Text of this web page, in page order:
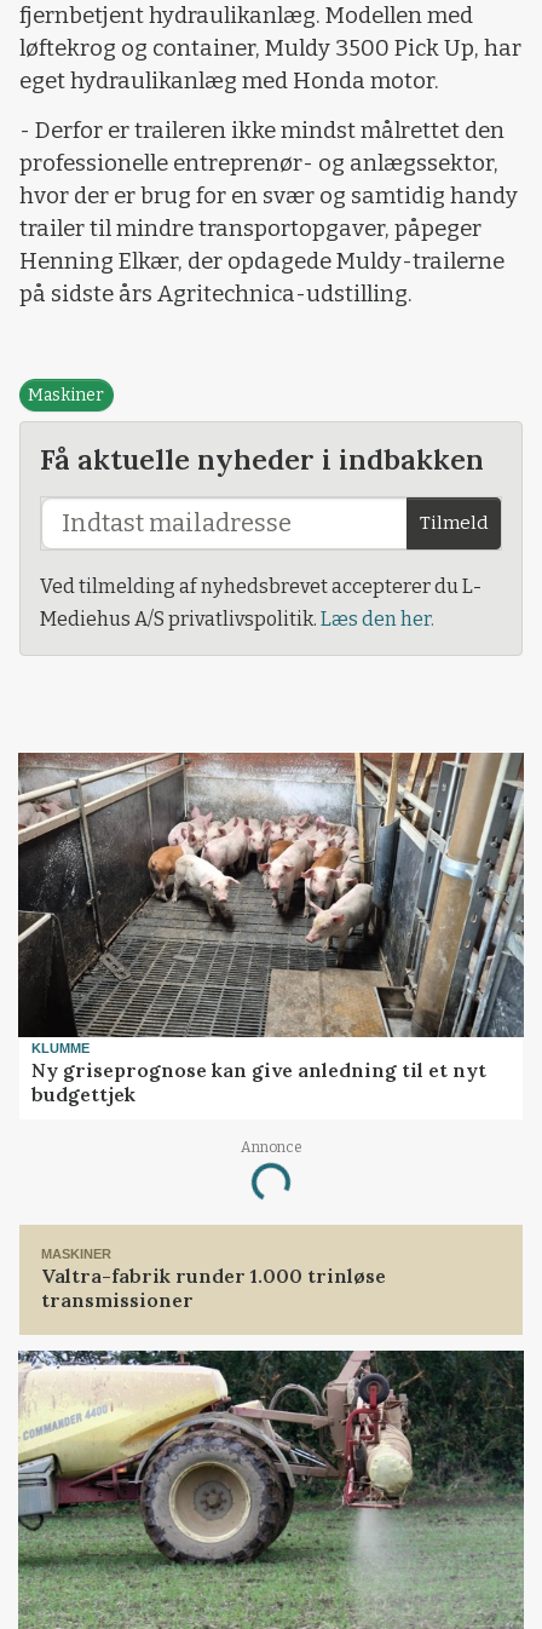
fjernbetjent hydraulikanlæg. Modellen med
løftekrog og container, Muldy 3500 Pick Up, har
eget hydraulikanlæg med Honda motor.
- Derfor er traileren ikke mindst målrettet den
professionelle entreprenør- og anlægssektor,
hvor der er brug for en svær og samtidig handy
trailer til mindre transportopgaver, påpeger
Henning Elkær, der opdagede Muldy-trailerne
på sidste års Agritechnica-udstilling.
Maskiner
Få aktuelle nyheder i indbakken
Tilmeld
Ved tilmelding af nyhedsbrevet accepterer du L-
Mediehus A/S privatlivspolitik. Læs den her.
KLUMME
Ny griseprognose kan give anledning til et nyt
budgettjek
Annonce
Loading...
MASKINER
Valtra-fabrik runder 1.000 trinløse
transmissioner